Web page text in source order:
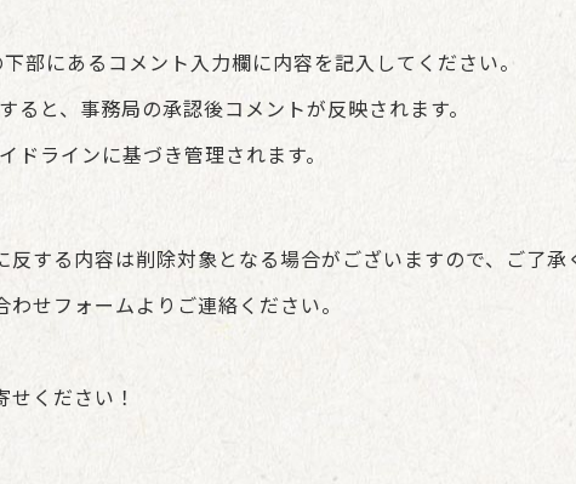
部にあるコメント入力欄に内容を記入してください。
ると、事務局の承認後コメントが反映されます。
ラインに基づき管理されます。
する内容は削除対象となる場合がございますので、ご了承
せフォームよりご連絡ください。
ください！